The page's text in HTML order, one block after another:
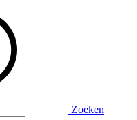
Zoeken